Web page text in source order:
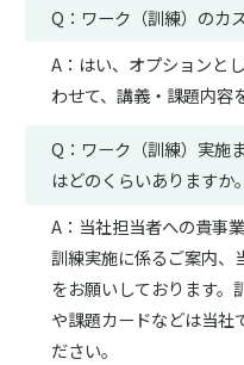
Q：ワーク（訓練）のカ
A：はい、オプションと
わせて、講義・課題内容
Q：ワーク（訓練）実施
はどのくらいありますか。
A：当社担当者への貴事
訓練実施に係るご案内、
をお願いしております。
や課題カードなどは当社
ださい。